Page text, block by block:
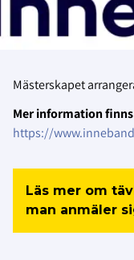
Mästerskapet
Mer information
https://
Läs mer om
man anmäler